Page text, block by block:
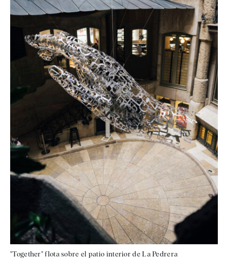
"Together" flota sobre el patio interior de La Pedrera